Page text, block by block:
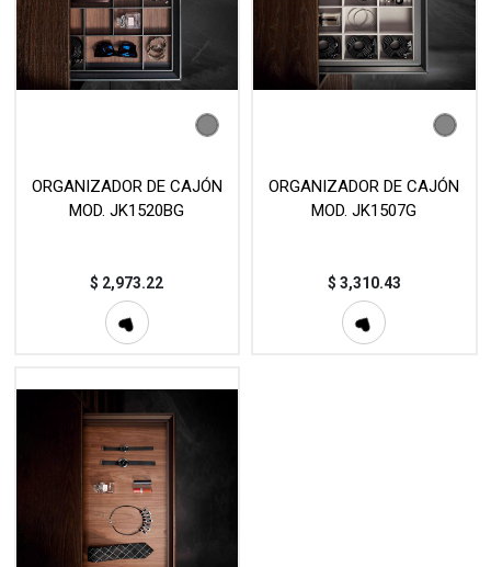
ORGANIZADOR DE CAJÓN
MOD. JK1520BG
$ 2,973.22
ORGANIZADOR DE CAJÓN
MOD. JK1507G
$ 3,310.43